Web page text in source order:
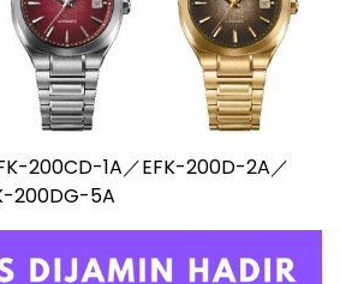
200CD-1A／EFK-200D-2A／
200DG-5A